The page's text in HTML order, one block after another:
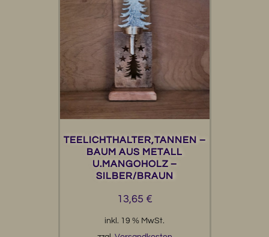
TEELICHTHALTER,TANNEN –
BAUM AUS METALL
U.MANGOHOLZ –
SILBER/BRAUN
13,65 €
inkl. 19 % MwSt.